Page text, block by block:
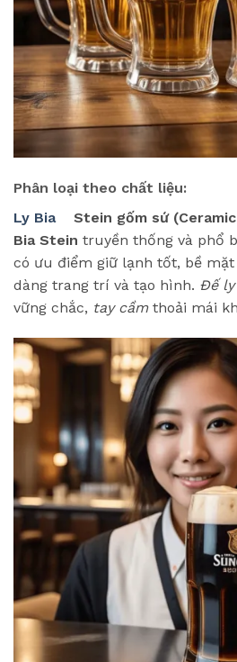
Phân loại theo chất liệu:
Ly Bia
Stein gốm sứ
Bia Stein truyền thống và phổ
có ưu điểm giữ lạnh tốt, bề mặt
dàng trang trí và tạo hình. Đế ly
vững chắc, tay cầmthoải mái